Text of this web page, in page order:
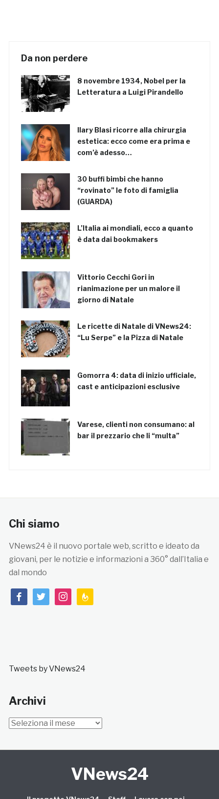
Da non perdere
8 novembre 1934, Nobel per la
Letteratura a Luigi Pirandello
Ilary Blasi ricorre alla chirurgia
estetica: ecco come era prima e
com’è adesso…
30 buffi bimbi che hanno
“rovinato” le foto di famiglia
(GUARDA)
L’Italia ai mondiali, ecco a quanto
è data dai bookmakers
Vittorio Cecchi Gori in
rianimazione per un malore il
giorno di Natale
Le ricette di Natale di VNews24:
“Lu Serpe” e la Pizza di Natale
Gomorra 4: data di inizio ufficiale,
cast e anticipazioni esclusive
Varese, clienti non consumano: al
bar il prezzario che li “multa”
Chi siamo
VNews24 è il nuovo portale web, scritto e ideato da
giovani, per le notizie e informazioni a 360° dall’Italia e
dal mondo
facebooktwitterinstagramfeedburner
Tweets by VNews24
Archivi
Archivi
VNews24